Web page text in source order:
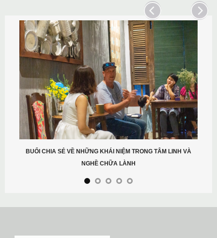
BUỔI CHIA SẺ VỀ NHỮNG KHÁI NIỆM TRONG TÂM LINH VÀ
NGHỀ CHỮA LÀNH